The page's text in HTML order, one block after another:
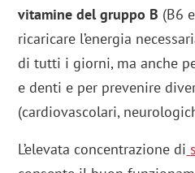
vitamine del gruppo B (B6
ricaricare l’energia
di tutti i giorni, ma anche
e denti e per prevenire
(cardiovascolari,
L’elevata concentrazione di